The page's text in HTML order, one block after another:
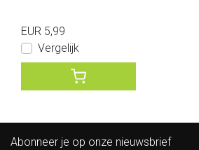
EUR 5,99
Vergelijk
Abonneer je op onze nieuwsbrief